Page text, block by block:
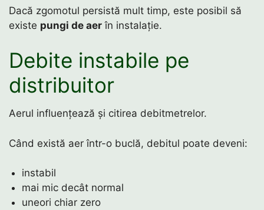
Dacă zgomotul persistă mult timp, este posibil să
existe pungi de aer în instalație.
Debite instabile pe
distribuitor
Aerul influențează și citirea debitmetrelor.
Când există aer într-o buclă, debitul poate deveni:
instabil
mai mic decât normal
uneori chiar zero